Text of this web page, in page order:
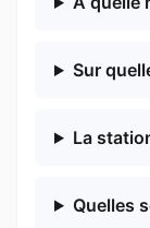
Sur
La
Quelles